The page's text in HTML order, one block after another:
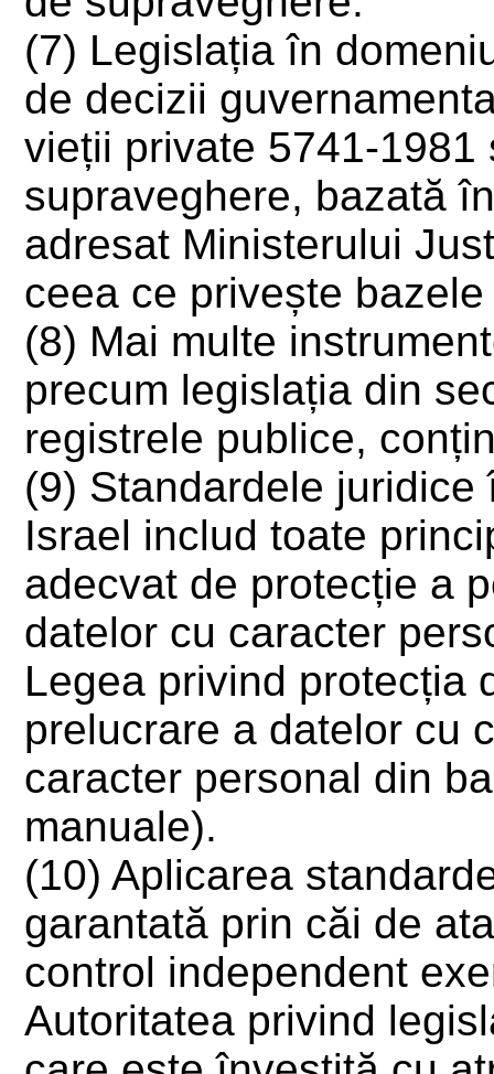
(7) Legislația în
de decizii
vieții private 5741-
supraveghere, bazată
adresat Ministerului
ceea ce privește
(8) Mai multe
precum legislația din
registrele publice,
(9) Standardele
Israel includ toate
adecvat de protecție a
datelor cu caracter
Legea privind protecția
prelucrare a datelor cu
caracter personal din
manuale).
(10) Aplicarea
garantată prin căi de
control independent
Autoritatea privind